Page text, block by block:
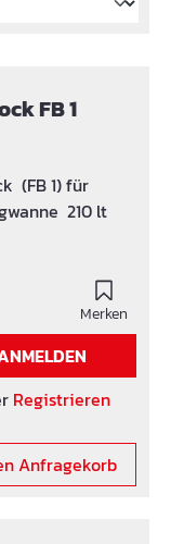
Faßbock FB 1
(FB 1) für
Auffangwanne 210 lt
Merken
Registrieren
Anfragekorb